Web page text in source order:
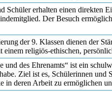
Schüler erhalten einen direkten
Der Besuch
der 9. Klassen dienen der
religiös-ethischen,
und des Ehrenamts“ ist ein
Ziel ist es, Schülerinnen
in deren Arbeit zu ermöglichen